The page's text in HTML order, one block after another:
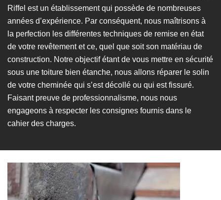
Riffel est un établissement qui possède de nombreuses
années d’expérience. Par conséquent, nous maîtrisons à
la perfection les différentes techniques de remise en état
de votre revêtement et ce, quel que soit son matériau de
construction. Notre objectif étant de vous mettre en sécurité
sous une toiture bien étanche, nous allons réparer le solin
de votre cheminée qui s’est décollé ou qui est fissuré.
Faisant preuve de professionnalisme, nous nous
engageons à respecter les consignes fournis dans le
cahier des charges.